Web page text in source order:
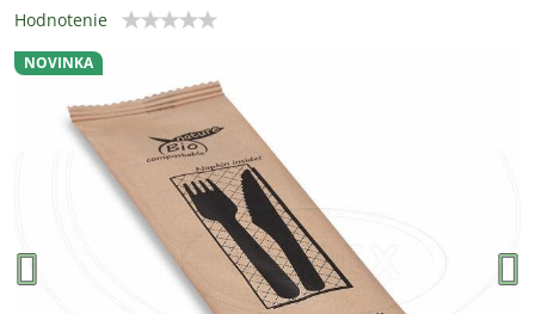
NOVINKA
Hodnotenie